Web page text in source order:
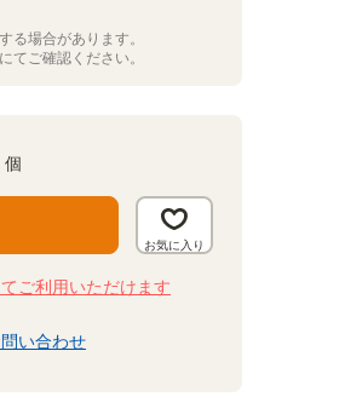
る場合があります。
てご確認ください。
ご利用いただけます
い合わせ